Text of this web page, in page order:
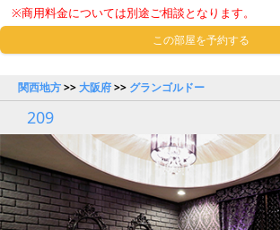
※商用料金については別途ご相談となります。
この部屋を予約する
関西地方>>大阪府>> グランゴルドー
209